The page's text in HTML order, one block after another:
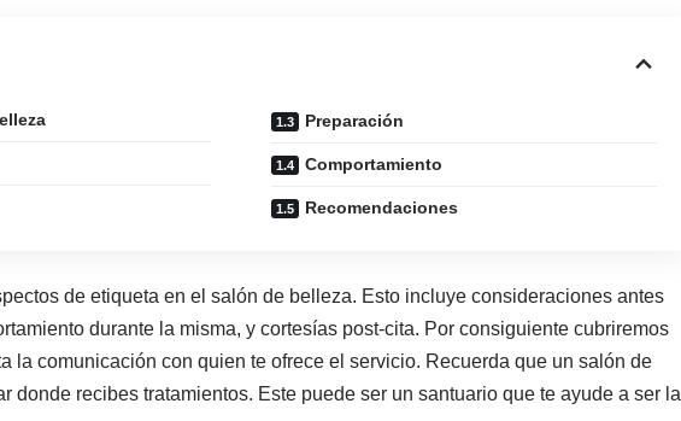
Preparación
Comportamiento
Recomendaciones
de etiqueta en el salón de belleza. Esto incluye consideraciones antes
durante la misma, y cortesías post-cita. Por consiguiente cubriremos
la comunicación con quien te ofrece el servicio. Recuerda que un salón de
donde recibes tratamientos. Este puede ser un santuario que te ayude a ser la